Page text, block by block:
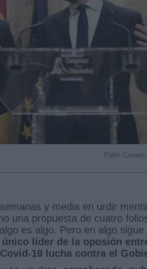
Pablo
y media en urdir
una propuesta de cuatro
es algo. Pero en algo
líder de la oposión
19 lucha contra el